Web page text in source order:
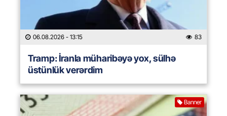
06.08.2026 - 13:15 83
Tramp: İranla müharibəyə yox, sülhə
üstünlük verərdim
Banner